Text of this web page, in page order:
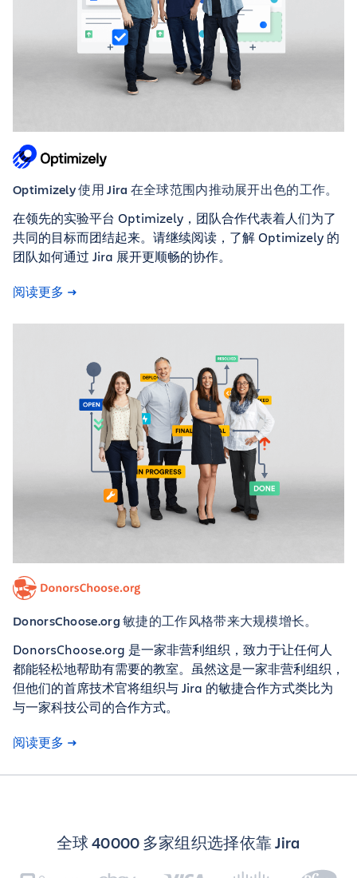
Optimizely 使用 Jira 在全球范围内推动展开出色的工作。
在领先的实验平台 Optimizely，团队合作代表着人们为了
共同的目标而团结起来。请继续阅读，了解 Optimizely 的
团队如何通过 Jira 展开更顺畅的协作。
阅读更多
DonorsChoose.org 敏捷的工作风格带来大规模增长。
DonorsChoose.org 是一家非营利组织，致力于让任何人
都能轻松地帮助有需要的教室。虽然这是一家非营利组织，
但他们的首席技术官将组织与 Jira 的敏捷合作方式类比为
与一家科技公司的合作方式。
阅读更多
全球 40000 多家组织选择依靠 Jira